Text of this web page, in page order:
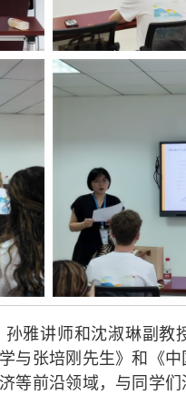
雅讲师和沈淑琳副教
与张培刚先生》和《
等前沿领域，与同学